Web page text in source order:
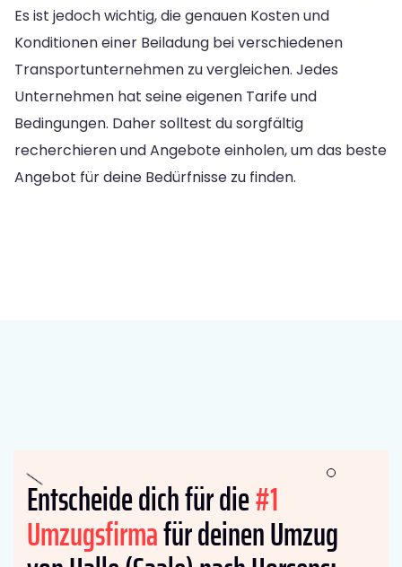
Es ist jedoch wichtig, die genauen Kosten und
Konditionen einer Beiladung bei verschiedenen
Transportunternehmen zu vergleichen. Jedes
Unternehmen hat seine eigenen Tarife und
Bedingungen. Daher solltest du sorgfältig
recherchieren und Angebote einholen, um das beste
Angebot für deine Bedürfnisse zu finden.
Entscheide dich für die#1
Umzugsfirmafür deinen Umzug